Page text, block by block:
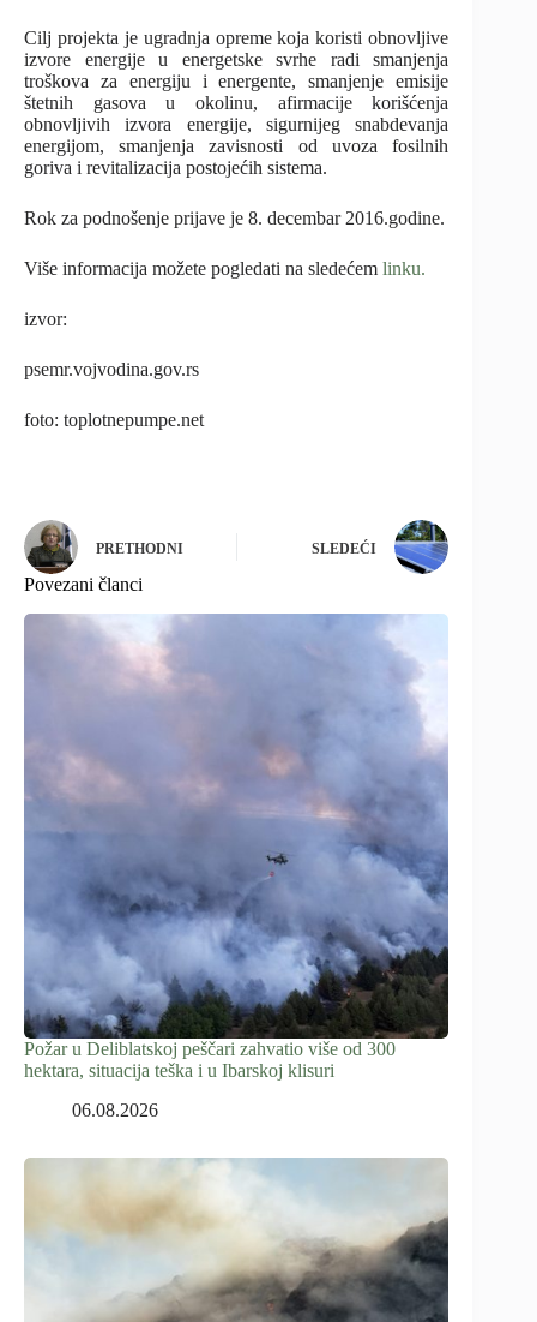
Cilj projekta je ugradnja opreme koja koristi obnovljive
izvore energije u energetske svrhe radi smanjenja
troškova za energiju i energente, smanjenje emisije
štetnih gasova u okolinu, afirmacije korišćenja
obnovljivih izvora energije, sigurnijeg snabdevanja
energijom, smanjenja zavisnosti od uvoza fosilnih
goriva i revitalizacija postojećih sistema.
Rok za podnošenje prijave je 8. decembar 2016.godine.
Više informacija možete pogledati na sledećem linku.
izvor:
psemr.vojvodina.gov.rs
foto: toplotnepumpe.net
PRETHODNI SLEDEĆI
Povezani članci
Požar u Deliblatskoj peščari zahvatio više od 300
hektara, situacija teška i u Ibarskoj klisuri
06.08.2026